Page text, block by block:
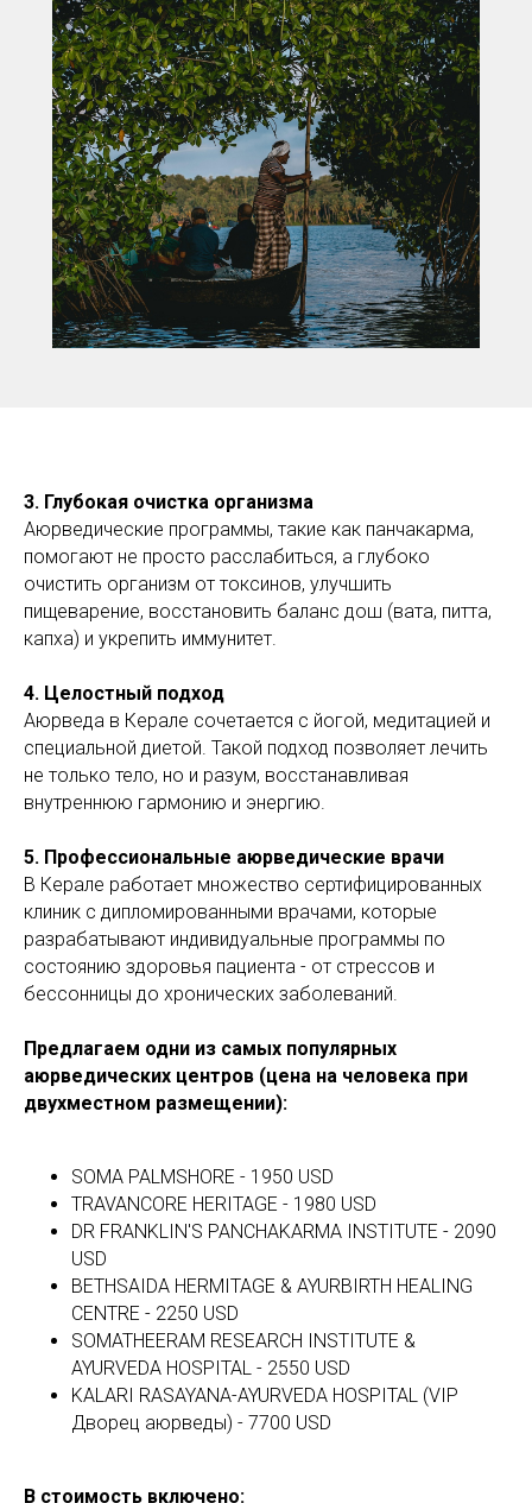
3. Глубокая очистка организма
Аюрведические программы, такие как панчакарма,
помогают не просто расслабиться, а глубоко
очистить организм от токсинов, улучшить
пищеварение, восстановить баланс дош (вата, питта,
капха) и укрепить иммунитет.
4. Целостный подход
Аюрведа в Керале сочетается с йогой, медитацией и
специальной диетой. Такой подход позволяет лечить
не только тело, но и разум, восстанавливая
внутреннюю гармонию и энергию.
5. Профессиональные аюрведические врачи
В Керале работает множество сертифицированных
клиник с дипломированными врачами, которые
разрабатывают индивидуальные программы по
состоянию здоровья пациента - от стрессов и
бессонницы до хронических заболеваний.
Предлагаем одни из самых популярных
аюрведических центров (цена на человека при
двухместном размещении):
SOMA PALMSHORE - 1950 USD
TRAVANCORE HERITAGE - 1980 USD
DR FRANKLIN'S PANCHAKARMA INSTITUTE - 2090
USD
BETHSAIDA HERMITAGE & AYURBIRTH HEALING
CENTRE - 2250 USD
SOMATHEERAM RESEARCH INSTITUTE &
AYURVEDA HOSPITAL - 2550 USD
KALARI RASAYANA-AYURVEDA HOSPITAL (VIP
Дворец аюрведы) - 7700 USD
В стоимость включено: